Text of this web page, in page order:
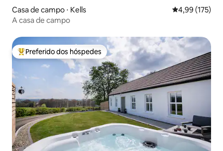
Casa de campo ⋅ Kells 4,99 de uma
4,99 (175)
A casa de campo
Entre os melhores preferidos dos hóspedes
Preferido dos hóspedes